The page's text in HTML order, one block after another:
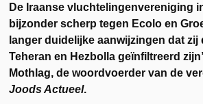
De Iraanse vluchtelingenvereniging
bijzonder scherp tegen Ecolo en
langer duidelijke aanwijzingen dat zij
Teheran en Hezbolla geïnfiltreerd
Mothlag, de woordvoerder van de
Joods Actueel.